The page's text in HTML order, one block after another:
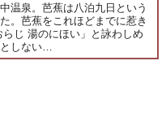
温泉。芭蕉は八泊九日という
。芭蕉をこれほどまでに惹き
じ 湯のにほい」と詠わしめ
しない…